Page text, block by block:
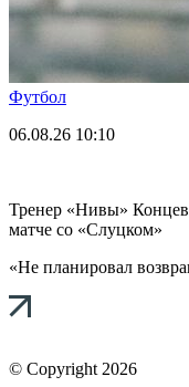
Футбол
06.08.26 10:10
Тренер «Нивы»
матче со «Слуцком»
«Не планировал
© Copyright 2026